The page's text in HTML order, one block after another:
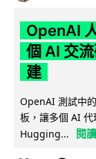
OpenAI
個 AI 交
建
OpenAI 測試中
板，讓多個 AI
Hugging...
閱